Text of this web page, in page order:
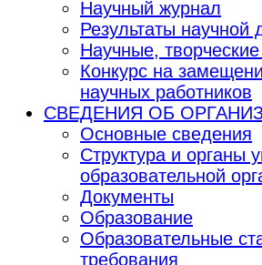
Научный журнал
Результаты научной
Научные,
Конкурс на
научных работников
СВЕДЕНИЯ ОБ
Основные сведения
Структура и органы
образовательной
Документы
Образование
Образовательные
требования